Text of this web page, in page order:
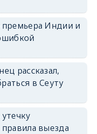
премьера Индии и
рассказал,
в Сеуту
выезда